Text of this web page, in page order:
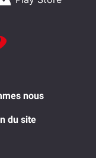
nous
du site